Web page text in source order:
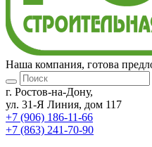
Наша компания, готова
г. Ростов-на-Дону,
ул. 31-Я Линия, дом 117
+7 (906) 186-11-66
+7 (863) 241-70-90